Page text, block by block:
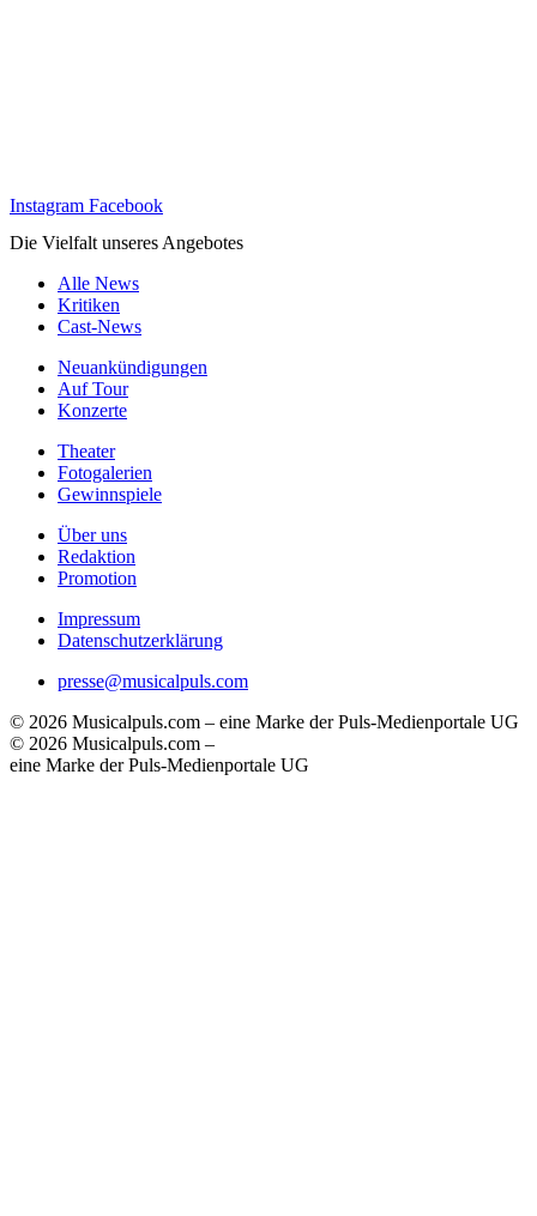
Instagram Facebook
Die Vielfalt unseres Angebotes
Alle News
Kritiken
Cast-News
Neuankündigungen
Auf Tour
Konzerte
Theater
Fotogalerien
Gewinnspiele
Über uns
Redaktion
Promotion
Impressum
Datenschutzerklärung
presse@musicalpuls.com
© 2026 Musicalpuls.com – eine Marke der Puls-Medienportale UG
© 2026 Musicalpuls.com –
eine Marke der Puls-Medienportale UG